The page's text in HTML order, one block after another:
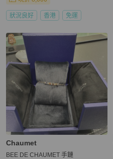
狀況良好 香港 免運
Chaumet
BEE DE CHAUMET 手鏈